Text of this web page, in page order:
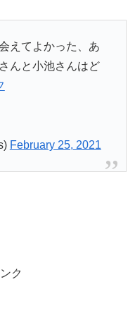
えてよかった、あ
んと小池さんはど
February 25, 2021
ク